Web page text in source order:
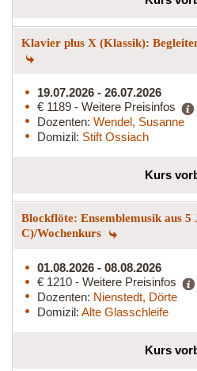
Klavier plus X (Klassik):
19.07.2026 - 26.07.2026
€ 1189 - Weitere Preisinfos
Dozenten: Wendel, Susanne
Domizil: Stift Ossiach
Kurs
Blockflöte: Ensemblemusik aus
C)/Wochenkurs
01.08.2026 - 08.08.2026
€ 1210 - Weitere Preisinfos
Dozenten: Nienstedt, Dörte
Domizil: Alte Glasschleife
Kurs